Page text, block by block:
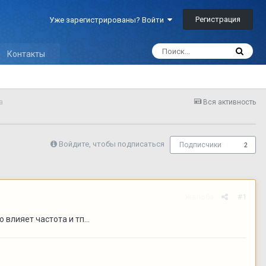
Уже зарегистрированы? Войти Регистрация
Контакты
Вся активность
Войдите, чтобы подписаться Подписчики 2
#1
частота и тп...